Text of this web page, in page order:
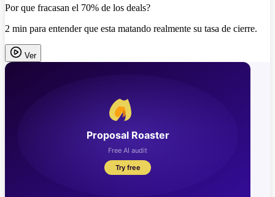
Por que fracasan el 70% de los deals?
2 min para entender que esta matando realmente su tasa de cierre.
Ver